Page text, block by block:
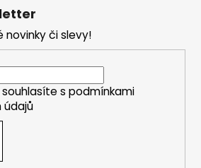
novinky či slevy!
s podmínkami
údajů